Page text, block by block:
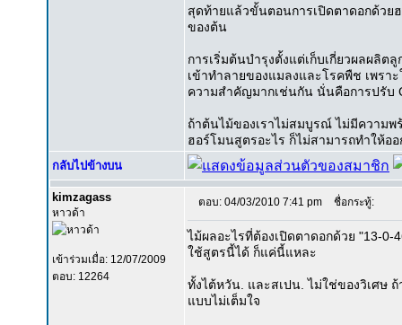
สุดท้ายแล้วขั้นตอนการเปิดตาดอกด้วย
ของต้น
การเริ่มต้นบำรุงตั้งแต่เก็บเกี่ยวผลผลิ
เข้าทำลายของแมลงและโรคพืช เพร
ความสำคัญมากเช่นกัน นั่นคือการปรับ
ถ้าต้นไม้ของเราไม่สมบูรณ์ ไม่มีความพ
ฮอร์โมนสูตรอะไร ก็ไม่สามารถทำให้อ
กลับไปข้างบน
kimzagass
หาวด้า
เข้าร่วมเมื่อ: 12/07/2009
ตอบ: 12264
ตอบ: 04/03/2010 7:41 pm ชื่อกระทู้:
ไม้ผลอะไรที่ต้องเปิดตาดอกด้วย "13-0-
ใช้สูตรนี้ได้ ก็แค่นี้แหละ
ทั้งไต้หวัน. และสเปน. ไม่ใช่ของวิเศษ
แบบไม่เต็มใจ